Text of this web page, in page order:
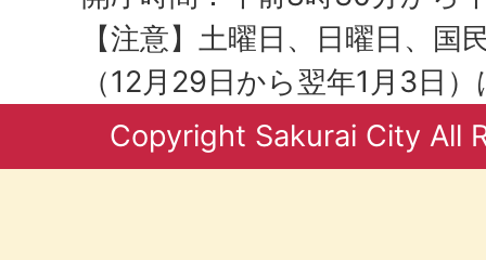
【注意】土曜日、日曜日、国
（12月29日から翌年1月3日
Copyright Sakurai City All